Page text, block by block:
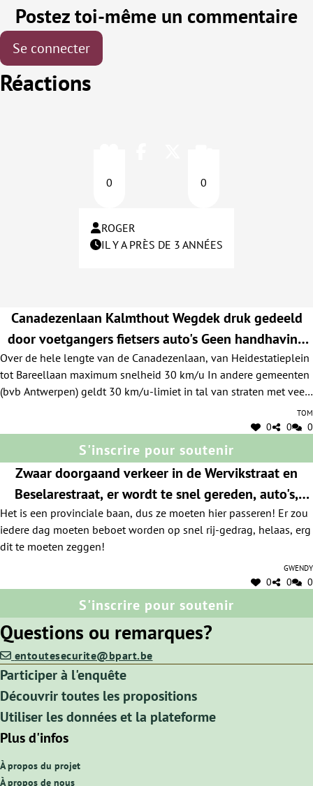
Postez toi-même un commentaire
Se connecter
Réactions
0 0
ROGER
IL Y A PRÈS DE 3 ANNÉES
Canadezenlaan Kalmthout Wegdek druk gedeeld
door voetgangers fietsers auto's Geen handhaving
Gemeentebestuur herhaald gewezen op gevaarlijke
situatie
Over de hele lengte van de Canadezenlaan, van Heidestatieplein
tot Bareellaan maximum snelheid 30 km/u In andere gemeenten
(bvb Antwerpen) geldt 30 km/u-limiet in tal van straten met veel
beschikken. Over de hele lengte gele veiligheidsstroken voor
voetgangers/fietsers Nu en dan toezicht door politie (die zich in
10 jaar ter plekke nooit liet zien)
Tom
0 0 0
S'inscrire pour soutenir
Zwaar doorgaand verkeer in de Wervikstraat en
Beselarestraat, er wordt te snel gereden, auto's,
tractoren en vrachtwagens. Onveilig gevoel!
Het is een provinciale baan, dus ze moeten hier passeren! Er zou
iedere dag moeten beboet worden op snel rij-gedrag, helaas, erg
dit te moeten zeggen!
Gwendy
0 0 0
S'inscrire pour soutenir
Questions ou remarques?
entoutesecurite@bpart.be
Participer à l'enquête
Découvrir toutes les propositions
Utiliser les données et la plateforme
Plus d'infos
À propos du projet
À propos de nous